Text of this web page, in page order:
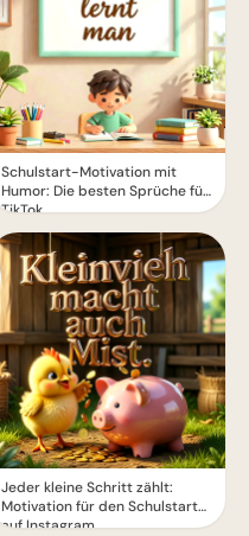
Schulstart-Motivation mit
Humor: Die besten Sprüche für
TikTok
Jeder kleine Schritt zählt:
Motivation für den Schulstart
auf Instagram.